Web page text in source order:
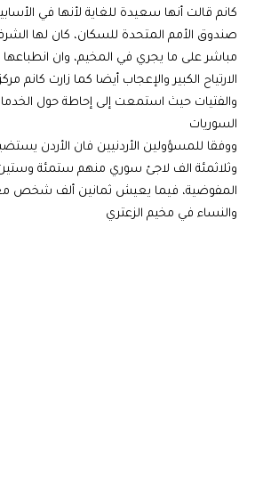
كانم قالت أنها سعيدة للغاية لأنها في
صندوق الأمم المتحدة للسكان، كان لها
مباشر على ما يجري في المخيم، وان
الارتياح الكبير والإعجاب أيضا كما زارت كانم
والفتيات حيث استمعت إلى إحاطة حول
السوريات
ووفقا للمسؤولين الأردنيين فان الأردن
وثلاثمئة الف لاجئ سوري منهم ستمئة
المفوضية، فيما يعيش ثمانين ألف شخص
والنساء في مخيم الزعتري